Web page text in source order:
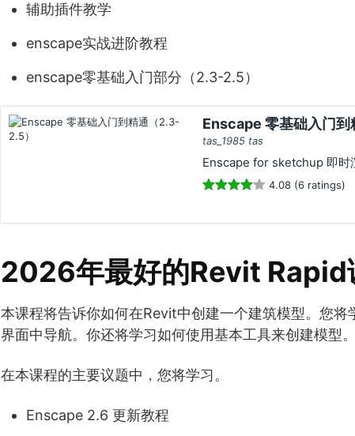
辅助插件教学
enscape实战进阶教程
enscape零基础入门部分（2.3-2.5）
Enscape 零基础入门到
tas_1985 tas
Enscape for sketchup 即时
4.08 (6 ratings)
2026年最好的Revit Rapid
本课程将告诉你如何在Revit中创建一个建筑模型。您
界面中导航。你还将学习如何使用基本工具来创建模型。
在本课程的主要议题中，您将学习。
Enscape 2.6 更新教程